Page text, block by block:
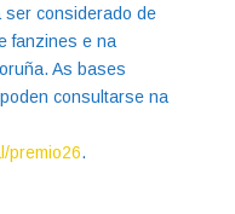
considerado de
fanzines e na
As bases
consultarse na
premio26.